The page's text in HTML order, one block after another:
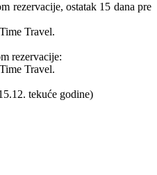
rezervacije, ostatak 15 dana pre
Travel.
rezervacije:
Travel.
tekuće godine)